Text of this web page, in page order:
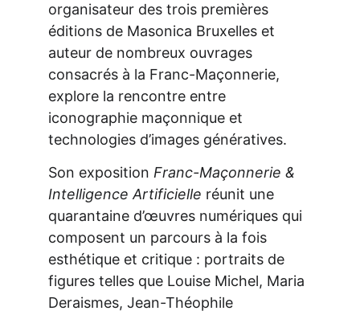
organisateur des trois premières
éditions de Masonica Bruxelles et
auteur de nombreux ouvrages
consacrés à la Franc-Maçonnerie,
explore la rencontre entre
iconographie maçonnique et
technologies d’images génératives.
Son exposition Franc-Maçonnerie &
Intelligence Artificielle réunit une
quarantaine d’œuvres numériques qui
composent un parcours à la fois
esthétique et critique : portraits de
figures telles que Louise Michel, Maria
Deraismes, Jean-Théophile